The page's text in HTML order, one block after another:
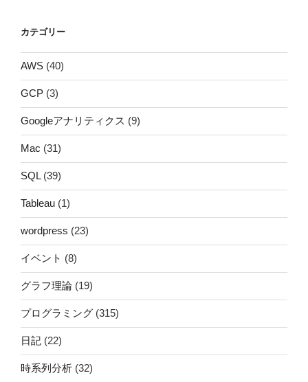
カテゴリー
AWS (40)
GCP (3)
Googleアナリティクス (9)
Mac (31)
SQL(39)
Tableau (1)
wordpress (23)
イベント (8)
グラフ理論 (19)
プログラミング (315)
日記 (22)
時系列分析 (32)